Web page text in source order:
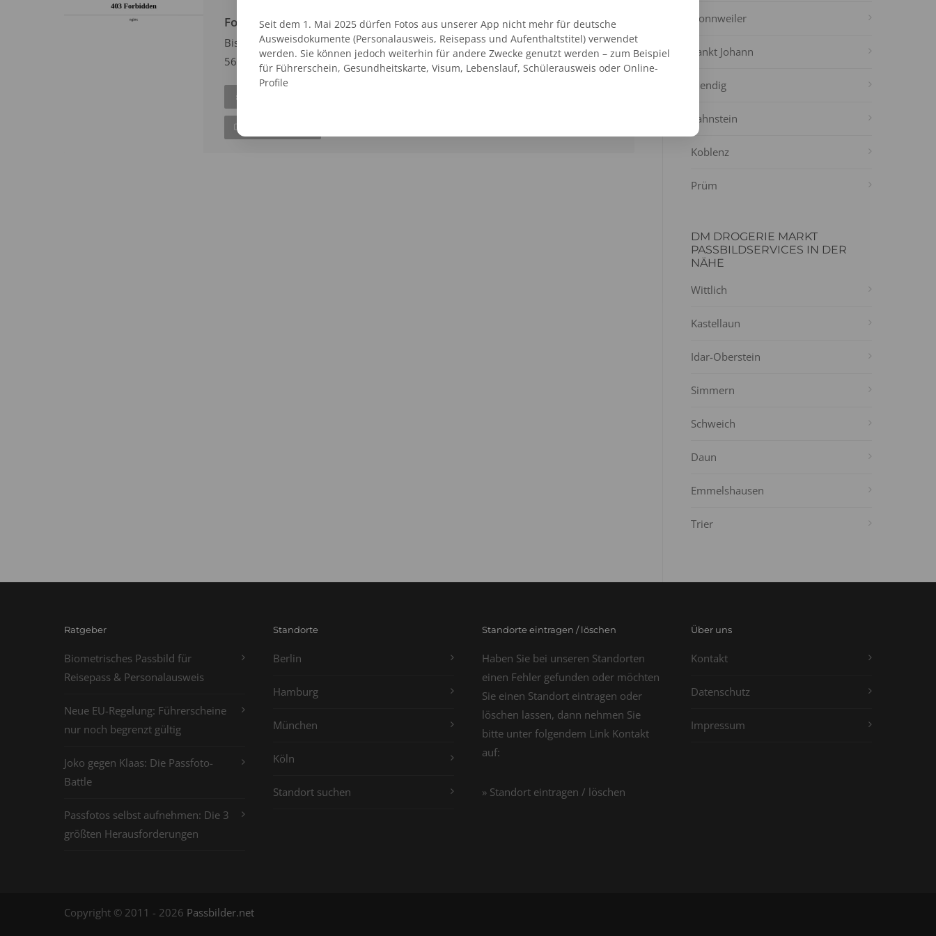
Fotostudio Becker-Werbung
Bismarckstraße 5
56841 Traben-Trarbach
06541 - 810011
Nonnweiler
Sankt Johann
Mendig
Lahnstein
Koblenz
Prüm
DM DROGERIE MARKT
PASSBILDSERVICES IN DER
NÄHE
Wittlich
Kastellaun
Idar-Oberstein
Simmern
Schweich
Daun
Emmelshausen
Trier
Ratgeber
Biometrisches Passbild für
Reisepass & Personalausweis
Neue EU-Regelung: Führerscheine
nur noch begrenzt gültig
Joko gegen Klaas: Die Passfoto-
Battle
Passfotos selbst aufnehmen: Die 3
größten Herausforderungen
Standorte
Berlin
Hamburg
München
Köln
Standort suchen
Standorte eintragen / löschen
Haben Sie bei unseren Standorten
einen Fehler gefunden oder möchten
Sie einen Standort eintragen oder
löschen lassen, dann nehmen Sie
bitte unter folgendem Link Kontakt
auf:
» Standort eintragen / löschen
Über uns
Kontakt
Datenschutz
Impressum
Copyright © 2011 - 2026 Passbilder.net
Seit dem 1. Mai 2025 dürfen Fotos aus unserer App nicht mehr für deutsche
Ausweisdokumente (Personalausweis, Reisepass und Aufenthaltstitel) verwendet
werden. Sie können jedoch weiterhin für andere Zwecke genutzt werden – zum Beispiel
für Führerschein, Gesundheitskarte, Visum, Lebenslauf, Schülerausweis oder Online-
Profile